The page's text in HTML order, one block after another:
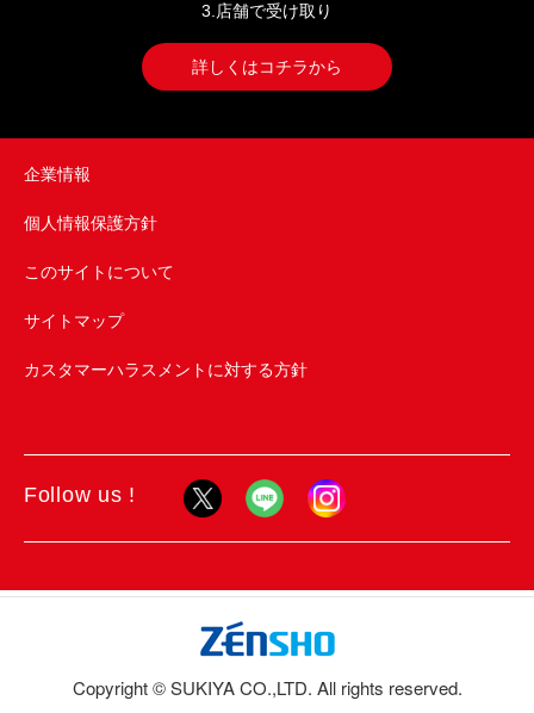
3.店舗で受け取り
詳しくはコチラから
企業情報
個人情報保護方針
このサイトについて
サイトマップ
カスタマーハラスメントに対する方針
Follow us !
Copyright © SUKIYA CO.,LTD. All rights reserved.